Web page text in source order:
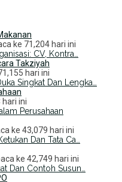
ke 71,204 hari ini
CV, Kontra…
hari ini
Singkat Dan Lengka…
ini
Perusahaan
ke 43,079 hari ini
Dan Tata Ca…
ke 42,749 hari ini
Dan Contoh Susun…